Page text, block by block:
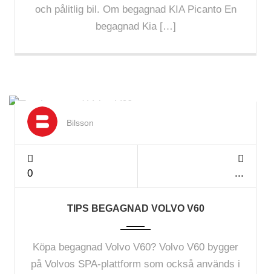
och pålitlig bil. Om begagnad KIA Picanto En
begagnad Kia […]
Dec 2024Bilsson
0
TIPS BEGAGNAD VOLVO V60
Köpa begagnad Volvo V60? Volvo V60 bygger
på Volvos SPA-plattform som också används i